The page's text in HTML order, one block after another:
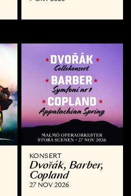
KONSERT
Dvořák, Barber,
Copland
27 NOV 2026